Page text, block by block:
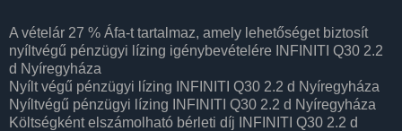
A vételár 27 % Áfa-t tartalmaz, amely lehetőséget biztosít
nyíltvégű pénzügyi lízing igénybevételére INFINITI Q30 2.2
d Nyíregyháza
Nyílt végű pénzügyi lízing INFINITI Q30 2.2 d Nyíregyháza
Nyíltvégű pénzügyi lízing INFINITI Q30 2.2 d Nyíregyháza
Költségként elszámolható bérleti díj INFINITI Q30 2.2 d